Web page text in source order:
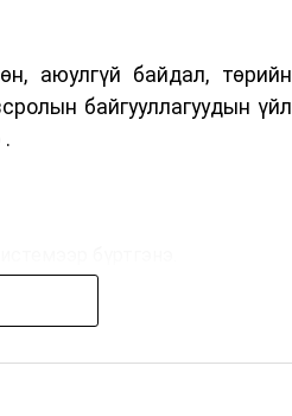
аюулгүй байдал, төрийн
байгууллагуудын үйл
бүртгэнэ.
ажиллахгүй.